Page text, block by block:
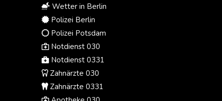
utfästelser.Wetter in Berlin
Polizei Berlin
Polizei Potsdam
Notdienst 030
Notdienst 0331
Zahnärzte 030
Zahnärzte 0331